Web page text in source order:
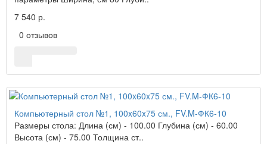
7 540 р.
0 отзывов
Компьютерный стол №1, 100x60x75 см., FV.M-ФК6-10
Размеры стола: Длина (см) - 100.00 Глубина (см) - 60.00
Высота (см) - 75.00 Толщина ст..